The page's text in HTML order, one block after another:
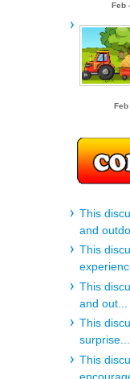
Feb
Feb
This
and
This
This
and out...
This
surprise...
This